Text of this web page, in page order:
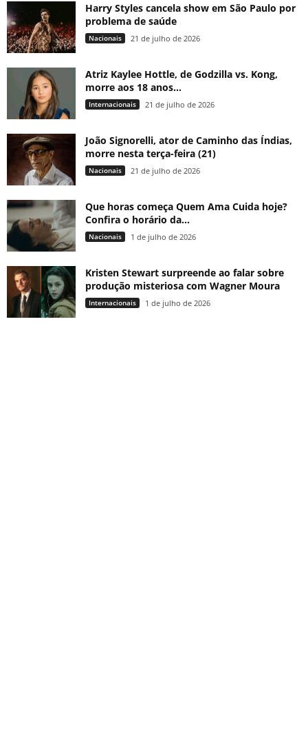
Harry Styles cancela show em São Paulo por
problema de saúde
Nacionais 21 de julho de 2026
Atriz Kaylee Hottle, de Godzilla vs. Kong,
morre aos 18 anos...
Internacionais 21 de julho de 2026
João Signorelli, ator de Caminho das Índias,
morre nesta terça-feira (21)
Nacionais 21 de julho de 2026
Que horas começa Quem Ama Cuida hoje?
Confira o horário da...
Nacionais 1 de julho de 2026
Kristen Stewart surpreende ao falar sobre
produção misteriosa com Wagner Moura
Internacionais 1 de julho de 2026